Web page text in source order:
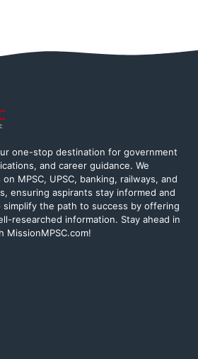
one-stop destination for government
and career guidance. We
MPSC, UPSC, banking, railways, and
ensuring aspirants stay informed and
simplify the path to success by offering
researched information. Stay ahead in
MissionMPSC.com!